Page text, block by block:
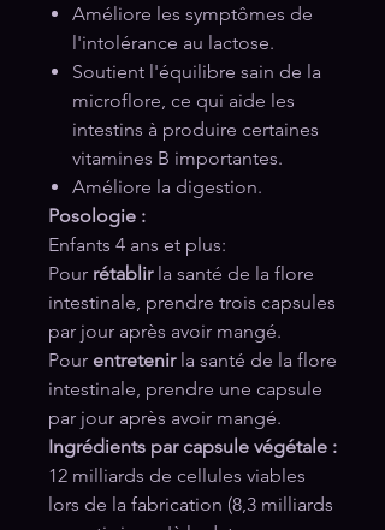
Améliore les symptômes de
l'intolérance au lactose.
Soutient l'équilibre sain de la
microflore, ce qui aide les
intestins à produire certaines
vitamines B importantes.
Améliore la digestion.
Posologie :
Enfants 4 ans et plus:
Pour rétablirla santé de la flore
intestinale, prendre trois capsules
par jour après avoir mangé.
Pour entretenirla santé de la flore
intestinale, prendre une capsule
par jour après avoir mangé.
Ingrédients par capsule végétale :
12 milliards de cellules viables
lors de la fabrication (8,3 milliards